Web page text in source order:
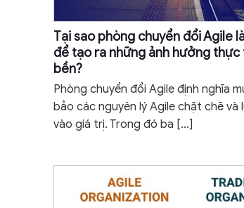
Tại sao phòng chuyển đổi Agile
để tạo ra những ảnh hưởng thực
bền?
Phòng chuyển đổi Agile định nghĩa
bảo các nguyên lý Agile chặt chẽ
vào giá trị. Trong đó ba […]